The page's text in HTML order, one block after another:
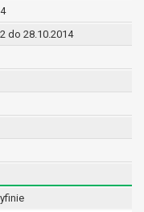
do 28.10.2014
dane osobowe
na podstawie
w zakresie i celu
w celu
mogą być
odbiorcom lub
dane